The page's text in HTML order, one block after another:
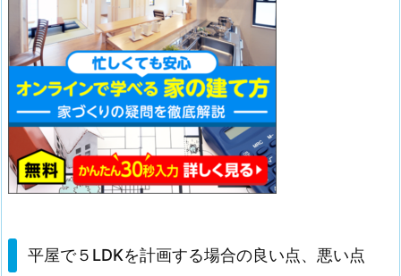
平屋で５LDKを計画する場合の良い点、悪い点